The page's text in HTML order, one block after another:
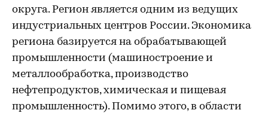
округа. Регион является одним из ведущих
индустриальных центров России. Экономика
региона базируется на обрабатывающей
промышленности (машиностроение и
металлообработка, производство
нефтепродуктов, химическая и пищевая
промышленность). Помимо этого, в области